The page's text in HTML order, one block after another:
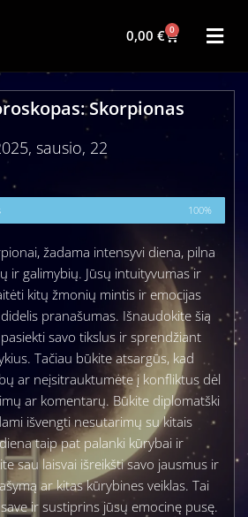
0,00 € 0
Skorpionas
sausio, 22
100%
žadama intensyvi diena, pilna
ir galimybių. Jūsų intuityvumas ir
kitų žmonių mintis ir emocijas
pranašumas. Išnaudokite šią
savo tikslus ir sprendžiant
Tačiau būkite atsargūs, kad
ar neįsitrauktumėte į konfliktus dėl
ar komentarų. Būkite diplomatški
išvengti nesutarimų su kitais
taip pat palanki kūrybai ir
sau laisvai išreikšti savo jausmus ir
ar kitas kūrybines veiklas. Tai
ir sustiprins jūsų emocinę pusę.